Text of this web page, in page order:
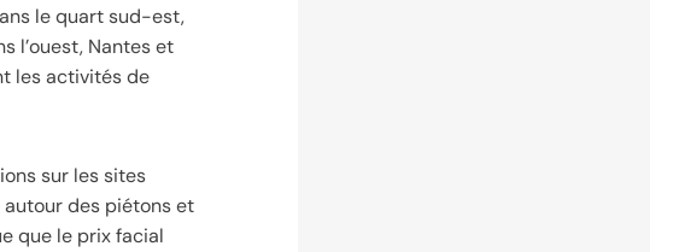
le quart sud-est,
l’ouest, Nantes et
les activités de
sur les sites
des piétons et
que le prix facial